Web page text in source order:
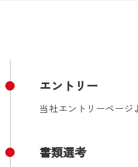
エントリー
当社エントリーページ
書類選考